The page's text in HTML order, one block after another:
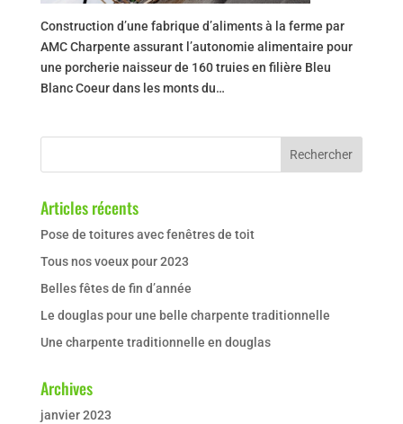
Construction d’une fabrique d’aliments à la ferme par
AMC Charpente assurant l’autonomie alimentaire pour
une porcherie naisseur de 160 truies en filière Bleu
Blanc Coeur dans les monts du…
Articles récents
Pose de toitures avec fenêtres de toit
Tous nos voeux pour 2023
Belles fêtes de fin d’année
Le douglas pour une belle charpente traditionnelle
Une charpente traditionnelle en douglas
Archives
janvier 2023